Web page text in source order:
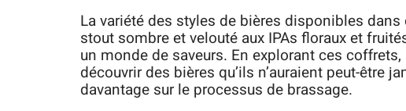
La variété des styles de bières disponibles
stout sombre et velouté aux IPAs floraux et
un monde de saveurs. En explorant ces
découvrir des bières qu’ils n’auraient peut-être
davantage sur le processus de brassage.